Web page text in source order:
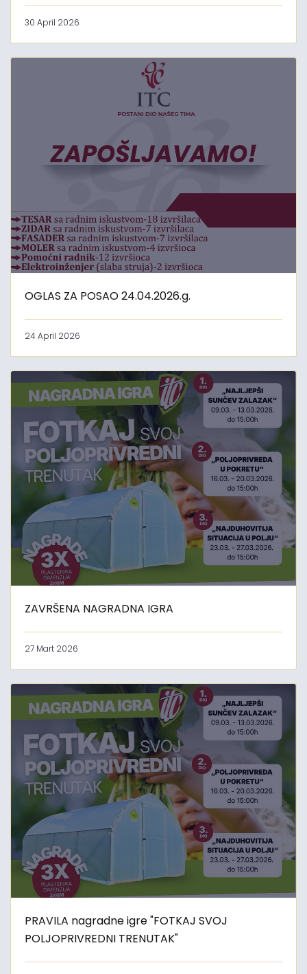
30 April 2026
OGLAS ZA POSAO 24.04.2026.g.
24 April 2026
ZAVRŠENA NAGRADNA IGRA
27 Mart 2026
PRAVILA nagradne igre "FOTKAJ SVOJ
POLJOPRIVREDNI TRENUTAK"